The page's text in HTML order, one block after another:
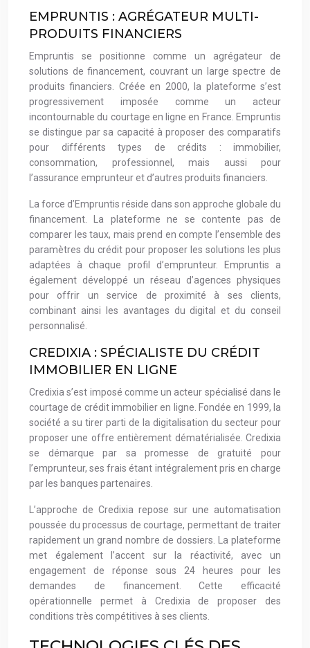
EMPRUNTIS : AGRÉGATEUR MULTI-
PRODUITS FINANCIERS
Empruntis se positionne comme un agrégateur de
solutions de financement, couvrant un large spectre de
produits financiers. Créée en 2000, la plateforme s’est
progressivement imposée comme un acteur
incontournable du courtage en ligne en France. Empruntis
se distingue par sa capacité à proposer des comparatifs
pour différents types de crédits : immobilier,
consommation, professionnel, mais aussi pour
l’assurance emprunteur et d’autres produits financiers.
La force d’Empruntis réside dans son approche globale du
financement. La plateforme ne se contente pas de
comparer les taux, mais prend en compte l’ensemble des
paramètres du crédit pour proposer les solutions les plus
adaptées à chaque profil d’emprunteur. Empruntis a
également développé un réseau d’agences physiques
pour offrir un service de proximité à ses clients,
combinant ainsi les avantages du digital et du conseil
personnalisé.
CREDIXIA : SPÉCIALISTE DU CRÉDIT
IMMOBILIER EN LIGNE
Credixia s’est imposé comme un acteur spécialisé dans le
courtage de crédit immobilier en ligne. Fondée en 1999, la
société a su tirer parti de la digitalisation du secteur pour
proposer une offre entièrement dématérialisée. Credixia
se démarque par sa promesse de gratuité pour
l’emprunteur, ses frais étant intégralement pris en charge
par les banques partenaires.
L’approche de Credixia repose sur une automatisation
poussée du processus de courtage, permettant de traiter
rapidement un grand nombre de dossiers. La plateforme
met également l’accent sur la réactivité, avec un
engagement de réponse sous 24 heures pour les
demandes de financement. Cette efficacité
opérationnelle permet à Credixia de proposer des
conditions très compétitives à ses clients.